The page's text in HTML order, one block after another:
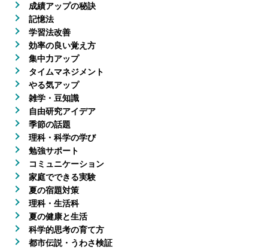
成績アップの秘訣
記憶法
学習法改善
効率の良い覚え方
集中力アップ
タイムマネジメント
やる気アップ
雑学・豆知識
自由研究アイデア
季節の話題
理科・科学の学び
勉強サポート
コミュニケーション
家庭でできる実験
夏の宿題対策
理科・生活科
夏の健康と生活
科学的思考の育て方
都市伝説・うわさ検証